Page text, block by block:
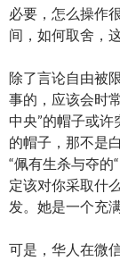
必要，怎么操作
间，如何取舍，
除了言论自由被
事的，应该会时
中央”的帽子或许
的帽子，那不是
“佩有生杀与夺的
定该对你采取什
发。她是一个充
可是，华人在微